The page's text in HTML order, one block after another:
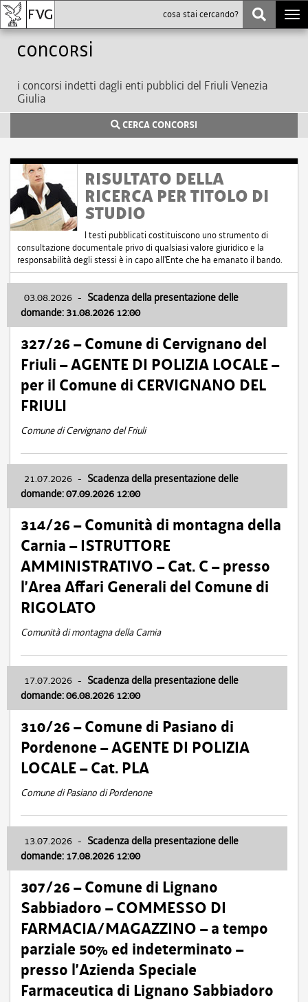
Concorsi
i concorsi indetti dagli enti pubblici del Friuli Venezia
Giulia
CERCA CONCORSI
RISULTATO DELLA
RICERCA PER TITOLO DI
STUDIO
I testi pubblicati costituiscono uno strumento di
consultazione documentale privo di qualsiasi valore giuridico e la
responsabilità degli stessi è in capo all'Ente che ha emanato il bando.
03.08.2026 - Scadenza della presentazione delle
domande: 31.08.2026 12:00
327/26 – Comune di Cervignano del
Friuli – AGENTE DI POLIZIA LOCALE –
per il Comune di CERVIGNANO DEL
FRIULI
Comune di Cervignano del Friuli
21.07.2026 - Scadenza della presentazione delle
domande: 07.09.2026 12:00
314/26 – Comunità di montagna della
Carnia – ISTRUTTORE
AMMINISTRATIVO – Cat. C – presso
l’Area Affari Generali del Comune di
RIGOLATO
Comunità di montagna della Carnia
17.07.2026 - Scadenza della presentazione delle
domande: 06.08.2026 12:00
310/26 – Comune di Pasiano di
Pordenone – AGENTE DI POLIZIA
LOCALE – Cat. PLA
Comune di Pasiano di Pordenone
13.07.2026 - Scadenza della presentazione delle
domande: 17.08.2026 12:00
307/26 – Comune di Lignano
Sabbiadoro – COMMESSO DI
FARMACIA/MAGAZZINO – a tempo
parziale 50% ed indeterminato –
presso l’Azienda Speciale
Farmaceutica di Lignano Sabbiadoro